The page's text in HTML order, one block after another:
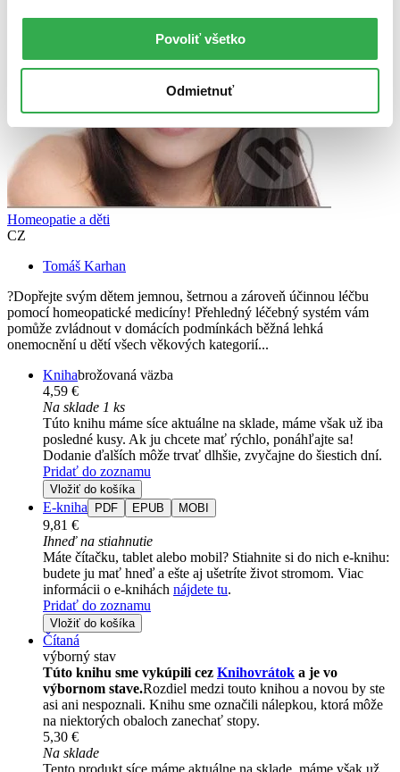
Povoliť všetko
Odmietnuť
Homeopatie a děti
CZ
Tomáš Karhan
?Dopřejte svým dětem jemnou, šetrnou a zároveň účinnou léčbu
pomocí homeopatické medicíny! Přehledný léčebný systém vám
pomůže zvládnout v domácích podmínkách běžná lehká
onemocnění u dětí všech věkových kategorií...
Knihabrožovaná väzba
4,59 €
Na sklade 1 ks
Túto knihu máme síce aktuálne na sklade, máme však už iba
posledné kusy. Ak ju chcete mať rýchlo, ponáhľajte sa!
Dodanie ďalších môže trvať dlhšie, zvyčajne do šiestich dní.
Pridať do zoznamu
Vložiť do košíka
E-kniha PDF EPUB MOBI
9,81 €
Ihneď na stiahnutie
Máte čítačku, tablet alebo mobil? Stiahnite si do nich e-knihu:
budete ju mať hneď a ešte aj ušetríte život stromom. Viac
informácii o e-knihách nájdete tu.
Pridať do zoznamu
Vložiť do košíka
Čítaná
výborný stav
Túto knihu sme vykúpili cez Knihovrátok a je vo
výbornom stave.Rozdiel medzi touto knihou a novou by ste
asi ani nespoznali. Knihu sme označili nálepkou, ktorá môže
na niektorých obaloch zanechať stopy.
5,30 €
Na sklade